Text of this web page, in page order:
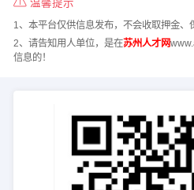
温馨提示
1、本平台仅供信息发布，不会收取押金、
2、请告知用人单位，是在苏州人才网
信息的！